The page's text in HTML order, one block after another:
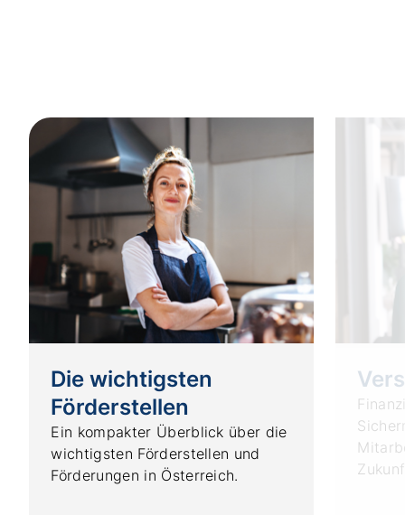
Die wichtigsten
Förderstellen
Ein kompakter Überblick über die
wichtigsten Förderstellen und
Förderungen in Österreich.